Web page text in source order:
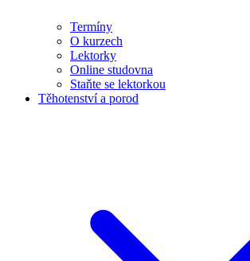
Termíny
O kurzech
Lektorky
Online studovna
Staňte se lektorkou
Těhotenství a porod